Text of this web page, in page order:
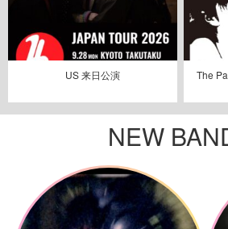
US 来日公演
The
NEW